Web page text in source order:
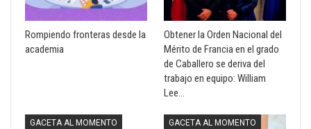
Rompiendo fronteras desde la
academia
Obtener la Orden Nacional del
Mérito de Francia en el grado
de Caballero se deriva del
trabajo en equipo: William
Lee…
GACETA AL MOMENTO GACETA AL MOMENTO